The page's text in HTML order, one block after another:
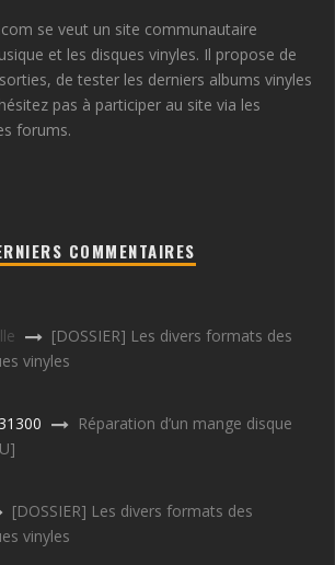
se veut un site communautaire
et les disques vinyles. Il propose de
de tester les derniers albums vinyles
pas à participer au site via les
forums.
COMMENTAIRES
[DOSSIER] Les divers formats des
vinyles
Réparation d’un mange disque
[DOSSIER] Les divers formats des
vinyles